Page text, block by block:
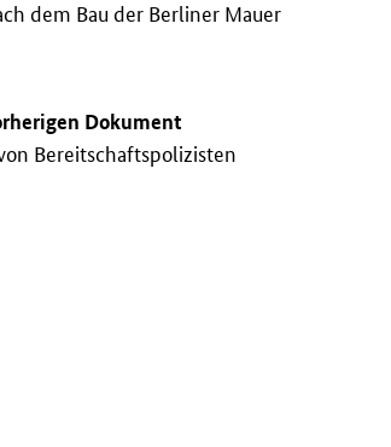
dem Bau der Berliner Mauer
Dokument
Bereitschaftspolizisten